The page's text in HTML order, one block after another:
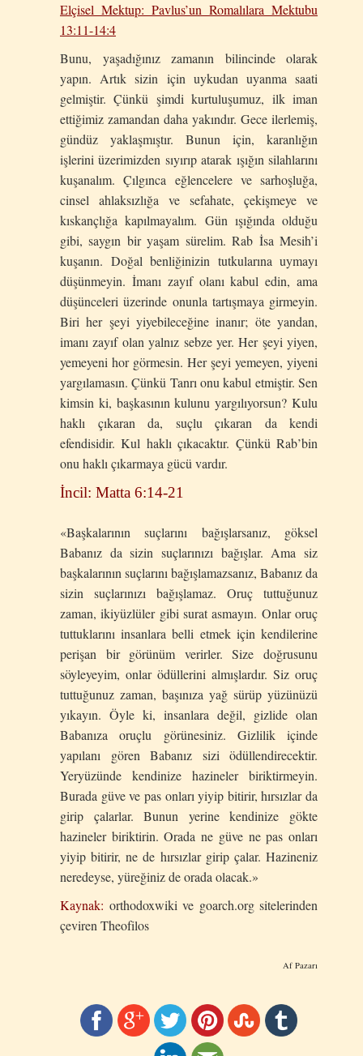
Elçisel Mektup: Pavlus’un Romalılara Mektubu
13:11-14:4
Bunu, yaşadığınız zamanın bilincinde olarak
yapın. Artık sizin için uykudan uyanma saati
gelmiştir. Çünkü şimdi kurtuluşumuz, ilk iman
ettiğimiz zamandan daha yakındır. Gece ilerlemiş,
gündüz yaklaşmıştır. Bunun için, karanlığın
işlerini üzerimizden sıyırıp atarak ışığın silahlarını
kuşanalım. Çılgınca eğlencelere ve sarhoşluğa,
cinsel ahlaksızlığa ve sefahate, çekişmeye ve
kıskançlığa kapılmayalım. Gün ışığında olduğu
gibi, saygın bir yaşam sürelim. Rab İsa Mesih’i
kuşanın. Doğal benliğinizin tutkularına uymayı
düşünmeyin. İmanı zayıf olanı kabul edin, ama
düşünceleri üzerinde onunla tartışmaya girmeyin.
Biri her şeyi yiyebileceğine inanır; öte yandan,
imanı zayıf olan yalnız sebze yer. Her şeyi yiyen,
yemeyeni hor görmesin. Her şeyi yemeyen, yiyeni
yargılamasın. Çünkü Tanrı onu kabul etmiştir. Sen
kimsin ki, başkasının kulunu yargılıyorsun? Kulu
haklı çıkaran da, suçlu çıkaran da kendi
efendisidir. Kul haklı çıkacaktır. Çünkü Rab’bin
onu haklı çıkarmaya gücü vardır.
İncil: Matta 6:14-21
«Başkalarının suçlarını bağışlarsanız, göksel
Babanız da sizin suçlarınızı bağışlar. Ama siz
başkalarının suçlarını bağışlamazsanız, Babanız da
sizin suçlarınızı bağışlamaz. Oruç tuttuğunuz
zaman, ikiyüzlüler gibi surat asmayın. Onlar oruç
tuttuklarını insanlara belli etmek için kendilerine
perişan bir görünüm verirler. Size doğrusunu
söyleyeyim, onlar ödüllerini almışlardır. Siz oruç
tuttuğunuz zaman, başınıza yağ sürüp yüzünüzü
yıkayın. Öyle ki, insanlara değil, gizlide olan
Babanıza oruçlu görünesiniz. Gizlilik içinde
yapılanı gören Babanız sizi ödüllendirecektir.
Yeryüzünde kendinize hazineler biriktirmeyin.
Burada güve ve pas onları yiyip bitirir, hırsızlar da
girip çalarlar. Bunun yerine kendinize gökte
hazineler biriktirin. Orada ne güve ne pas onları
yiyip bitirir, ne de hırsızlar girip çalar. Hazineniz
neredeyse, yüreğiniz de orada olacak.»
Kaynak: orthodoxwiki ve goarch.org sitelerinden
çeviren Theofilos
Af Pazarı